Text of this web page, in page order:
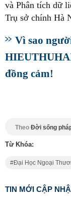
và Phân tích dữ
Trụ sở chính Hà
Vì sao
đồng cảm!
Theo Đời sống
Từ Khóa:
Đại Học Ngoại
TIN MỚI CẬP